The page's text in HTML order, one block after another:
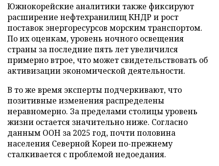
Южнокорейские аналитики также фиксируют
расширение нефтехранилищ КНДР и рост
поставок энергоресурсов морским транспортом.
По их оценкам, уровень ночного освещения
страны за последние пять лет увеличился
примерно втрое, что может свидетельствовать об
активизации экономической деятельности.
В то же время эксперты подчеркивают, что
позитивные изменения распределены
неравномерно. За пределами столицы уровень
жизни остается значительно ниже. Согласно
данным ООН за 2025 год, почти половина
населения Северной Кореи по-прежнему
сталкивается с проблемой недоедания.